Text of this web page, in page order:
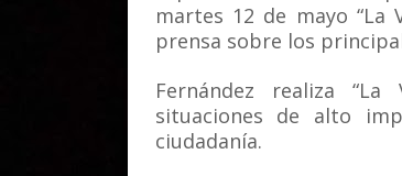
martes 12 de mayo “La
prensa sobre los
Fernández realiza
situaciones de alto
ciudadanía.